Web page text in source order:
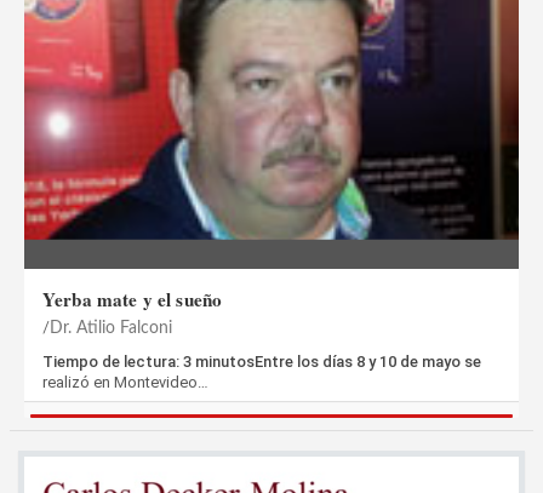
Yerba mate y el sueño
Dr. Atilio Falconi
Tiempo de lectura: 3 minutosEntre los días 8 y 10 de mayo se
realizó en Montevideo…